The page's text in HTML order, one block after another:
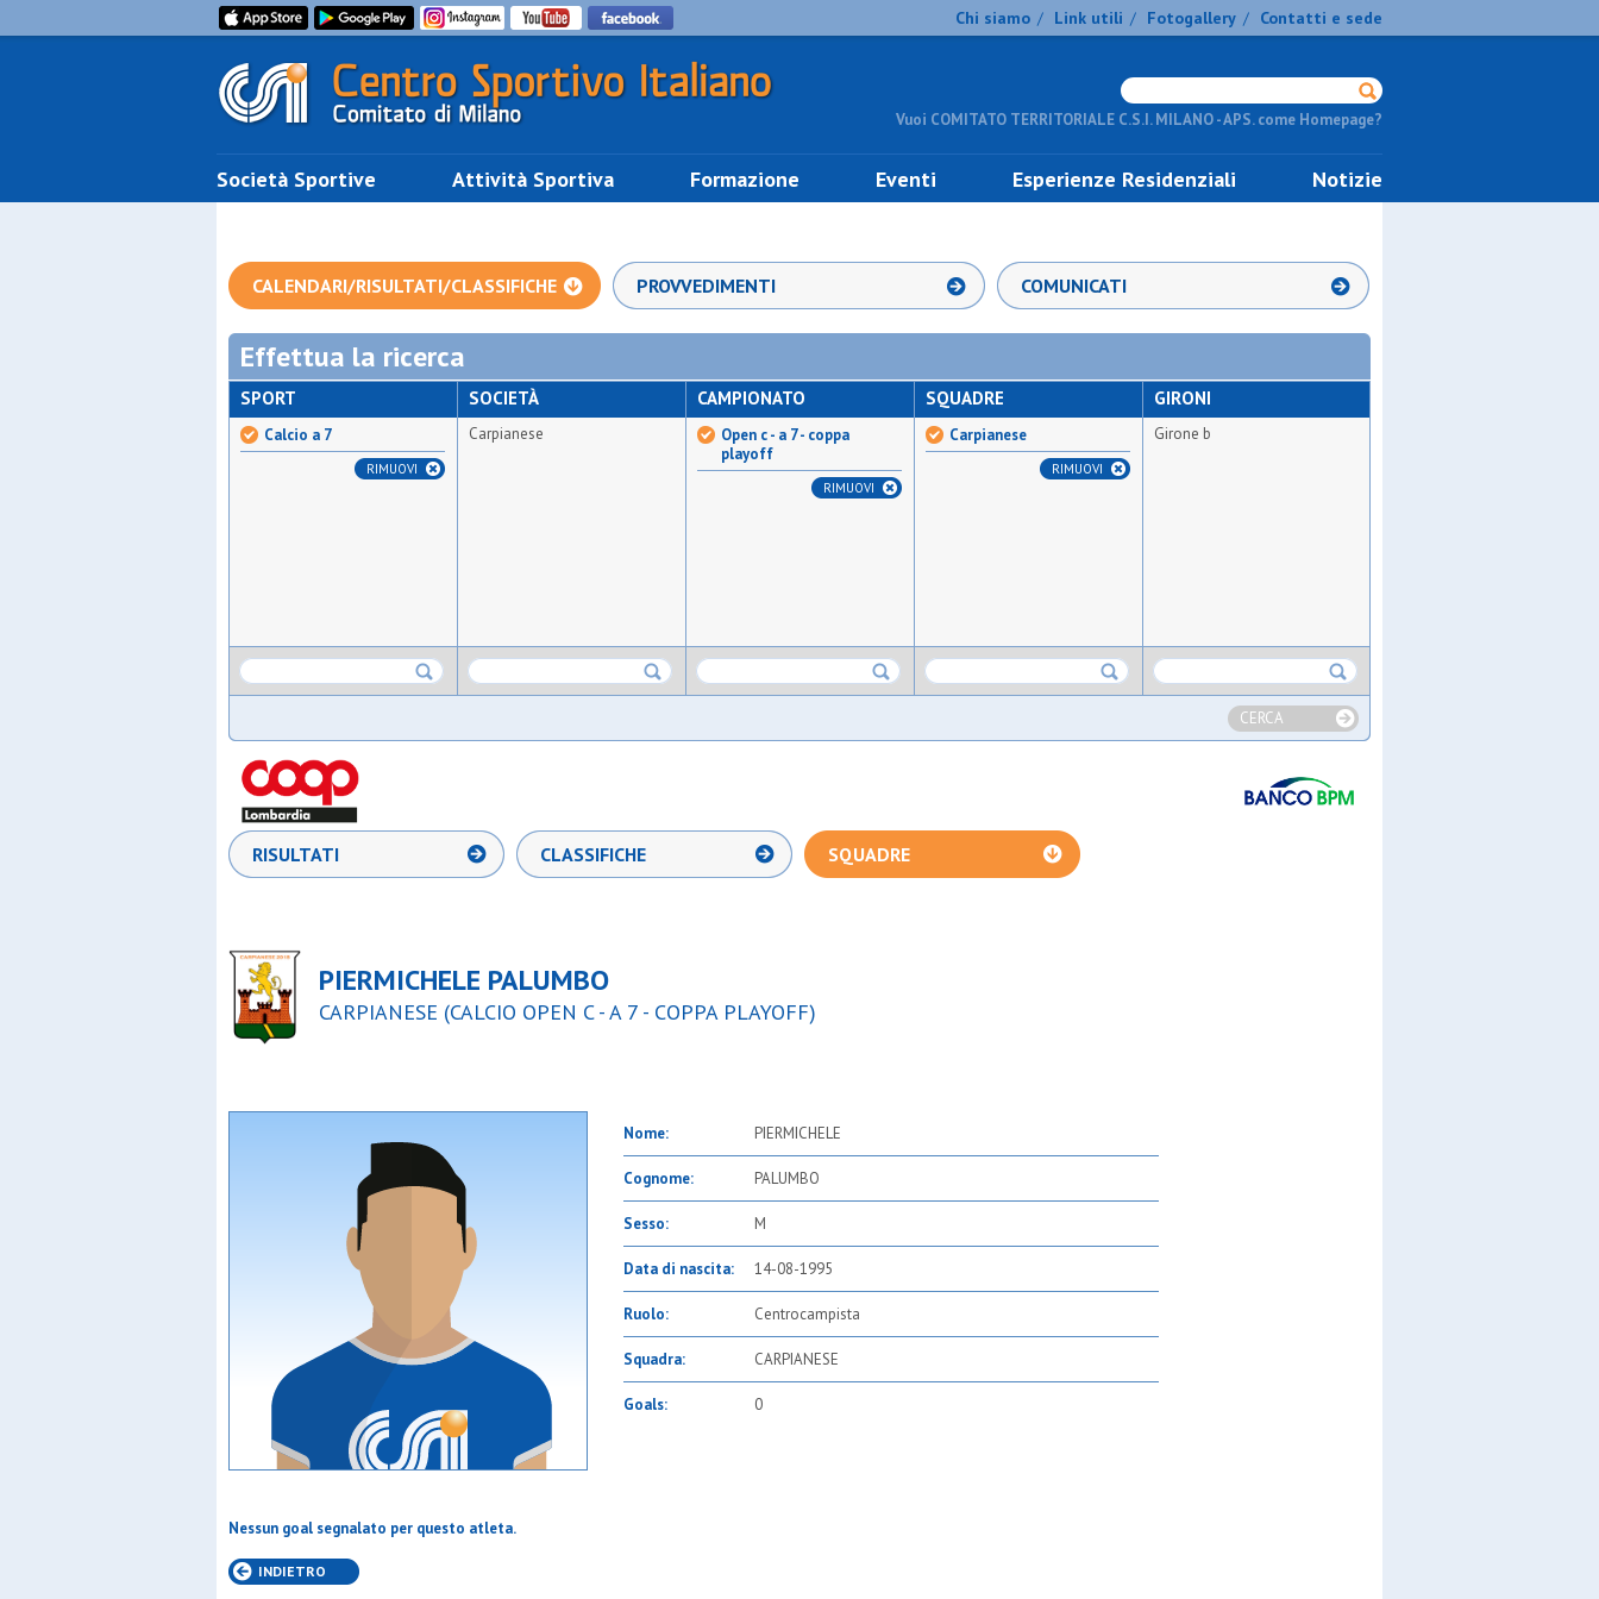
Chi siamo / Link utili / Fotogallery / Contatti e sede
Vuoi COMITATO TERRITORIALE C.S.I. MILANO - APS. come Homepage?
Società Sportive Attività Sportiva Formazione Eventi Esperienze Residenziali Notizie
CALENDARI/RISULTATI/CLASSIFICHE PROVVEDIMENTI COMUNICATI
Effettua la ricerca
SPORT
Calcio a 7
RIMUOVI
SOCIETÀ
Carpianese
CAMPIONATO
Open c - a 7 - coppa
playoff
RIMUOVI
SQUADRE
Carpianese
RIMUOVI
GIRONI
Girone b
CERCA
RISULTATI CLASSIFICHE SQUADRE
PIERMICHELE PALUMBO
CARPIANESE (CALCIO OPEN C - A 7 - COPPA PLAYOFF)
Nome: PIERMICHELE
Cognome: PALUMBO
Sesso: M
Data di nascita: 14-08-1995
Ruolo: Centrocampista
Squadra: CARPIANESE
Goals: 0
Nessun goal segnalato per questo atleta.
INDIETRO